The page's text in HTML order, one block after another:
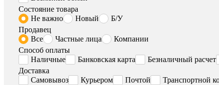
Состояние товара
Не важно
Новый
Б/У
Продавец
Все
Частные лица
Компании
Способ оплаты
Наличные
Банковская карта Безналичный расчет
Доставка
Самовывоз
Курьером Почтой Транспортной